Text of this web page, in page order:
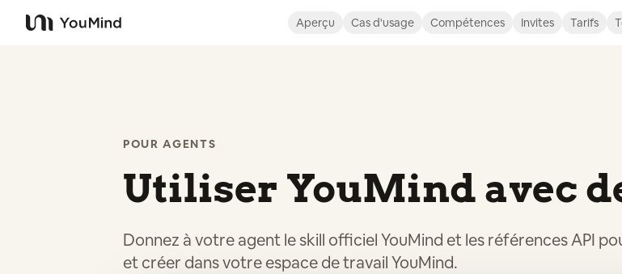
YouMind
Aperçu Cas d'usage Compétences Invites Tarifs
POUR AGENTS
Utiliser YouMind avec
Donnez à votre agent le skill officiel YouMind et les références API
et créer dans votre espace de travail YouMind.